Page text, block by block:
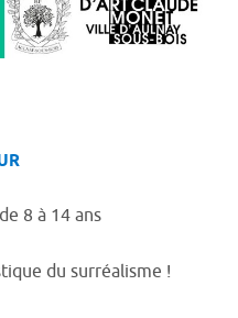
8 à 14 ans
du surréalisme !